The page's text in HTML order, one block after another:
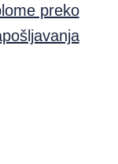
preko